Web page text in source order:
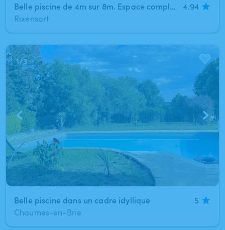
Belle piscine de 4m sur 8m. Espace complètement privatif et discret
4.94
Rixensart
1/3
Belle piscine dans un cadre idyllique
5
Chaumes-en-Brie